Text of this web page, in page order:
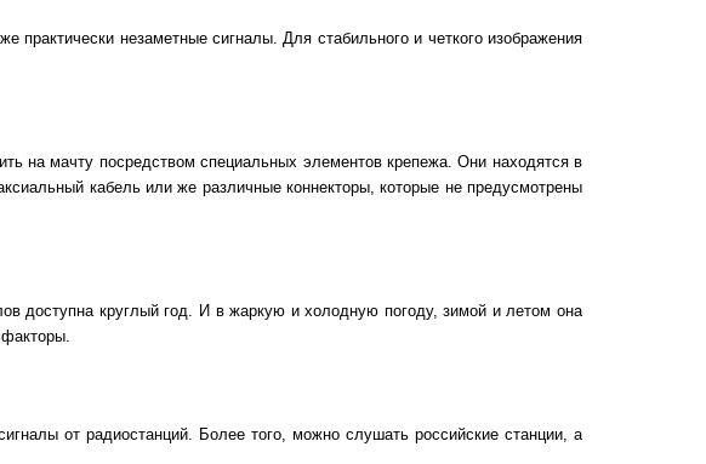
незаметные сигналы. Для стабильного и четкого изображения
на мачту посредством специальных элементов крепежа. Они находятся в
кабель или же различные коннекторы, которые не предусмотрены
доступна круглый год. И в жаркую и холодную погоду, зимой и летом она
факторы.
от радиостанций. Более того, можно слушать российские станции, а